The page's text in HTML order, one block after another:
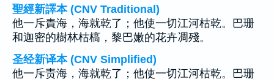
聖經新譯本 (CNV Traditional)
他一斥責海，海就乾了；他使一切江河枯乾。巴珊
和迦密的樹林枯槁，黎巴嫩的花卉凋殘。
圣经新译本 (CNV Simplified)
他一斥责海，海就乾了；他使一切江河枯乾。巴珊